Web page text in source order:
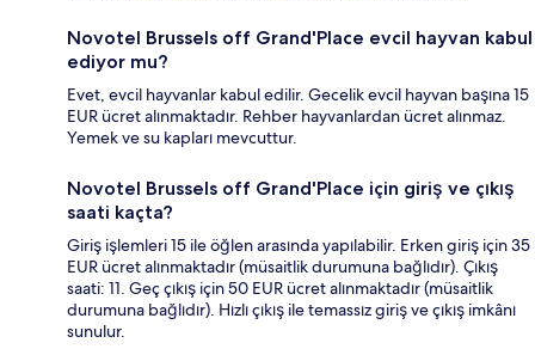
Novotel Brussels off Grand'Place evcil hayvan kabul
ediyor mu?
Evet, evcil hayvanlar kabul edilir. Gecelik evcil hayvan başına 15
EUR ücret alınmaktadır. Rehber hayvanlardan ücret alınmaz.
Yemek ve su kapları mevcuttur.
Novotel Brussels off Grand'Place için giriş ve çıkış
saati kaçta?
Giriş işlemleri 15 ile öğlen arasında yapılabilir. Erken giriş için 35
EUR ücret alınmaktadır (müsaitlik durumuna bağlıdır). Çıkış
saati: 11. Geç çıkış için 50 EUR ücret alınmaktadır (müsaitlik
durumuna bağlıdır). Hızlı çıkış ile temassız giriş ve çıkış imkânı
sunulur.